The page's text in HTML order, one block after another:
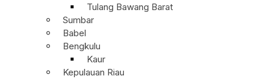
Tulang Bawang Barat
Sumbar
Babel
Bengkulu
Kaur
Kepulauan Riau